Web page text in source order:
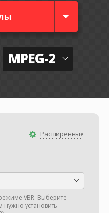
MPEG-2
Расширенные
VBR. Выберите
нужно установить